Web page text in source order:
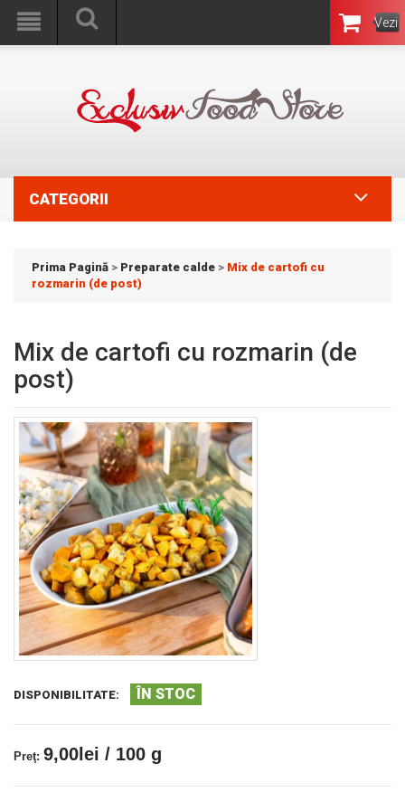
Vezi
Coşul
CATEGORII
Prima Pagină > Preparate calde > Mix de cartofi cu
rozmarin (de post)
Mix de cartofi cu rozmarin (de
post)
DISPONIBILITATE: ÎN STOC
Preţ: 9,00lei / 100 g